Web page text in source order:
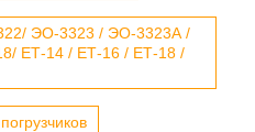
ЭО-3323 / ЭО-3323А /
ЕТ-14 / ЕТ-16 / ЕТ-18 /